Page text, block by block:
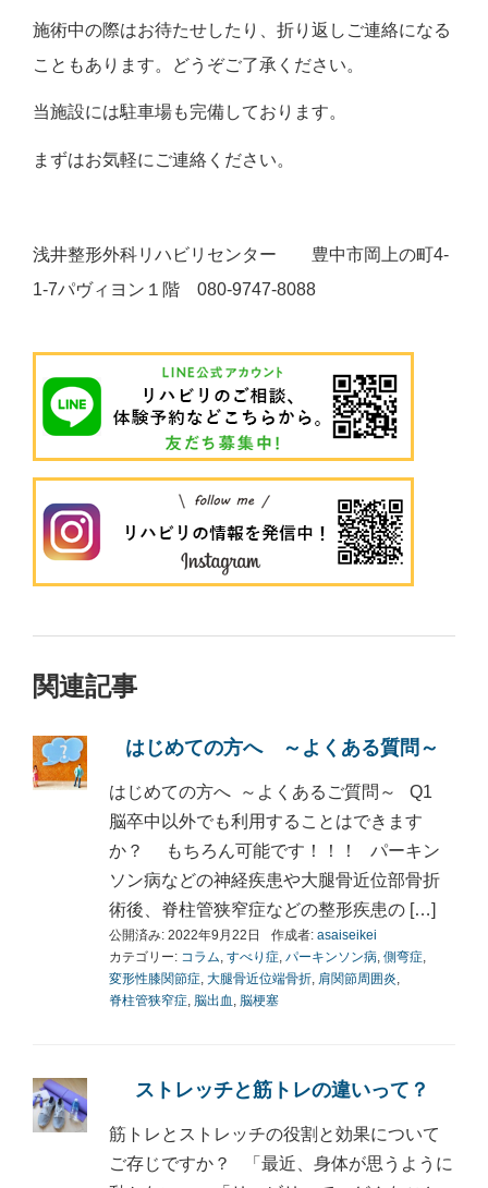
施術中の際はお待たせしたり、折り返しご連絡になる
こともあります。どうぞご了承ください。
当施設には駐車場も完備しております。
まずはお気軽にご連絡ください。
浅井整形外科リハビリセンター 豊中市岡上の町4-
1-7パヴィヨン１階 080-9747-8088
関連記事
はじめての方へ ～よくある質問～
はじめての方へ ～よくあるご質問～ Q1
脳卒中以外でも利用することはできます
か？ もちろん可能です！！！ パーキン
ソン病などの神経疾患や大腿骨近位部骨折
術後、脊柱管狭窄症などの整形疾患の […]
公開済み: 2022年9月22日 作成者: asaiseikei
カテゴリー: コラム, すべり症, パーキンソン病, 側弯症,
変形性膝関節症, 大腿骨近位端骨折, 肩関節周囲炎,
脊柱管狭窄症, 脳出血 , 脳梗塞
ストレッチと筋トレの違いって？
筋トレとストレッチの役割と効果について
ご存じですか？ 「最近、身体が思うように